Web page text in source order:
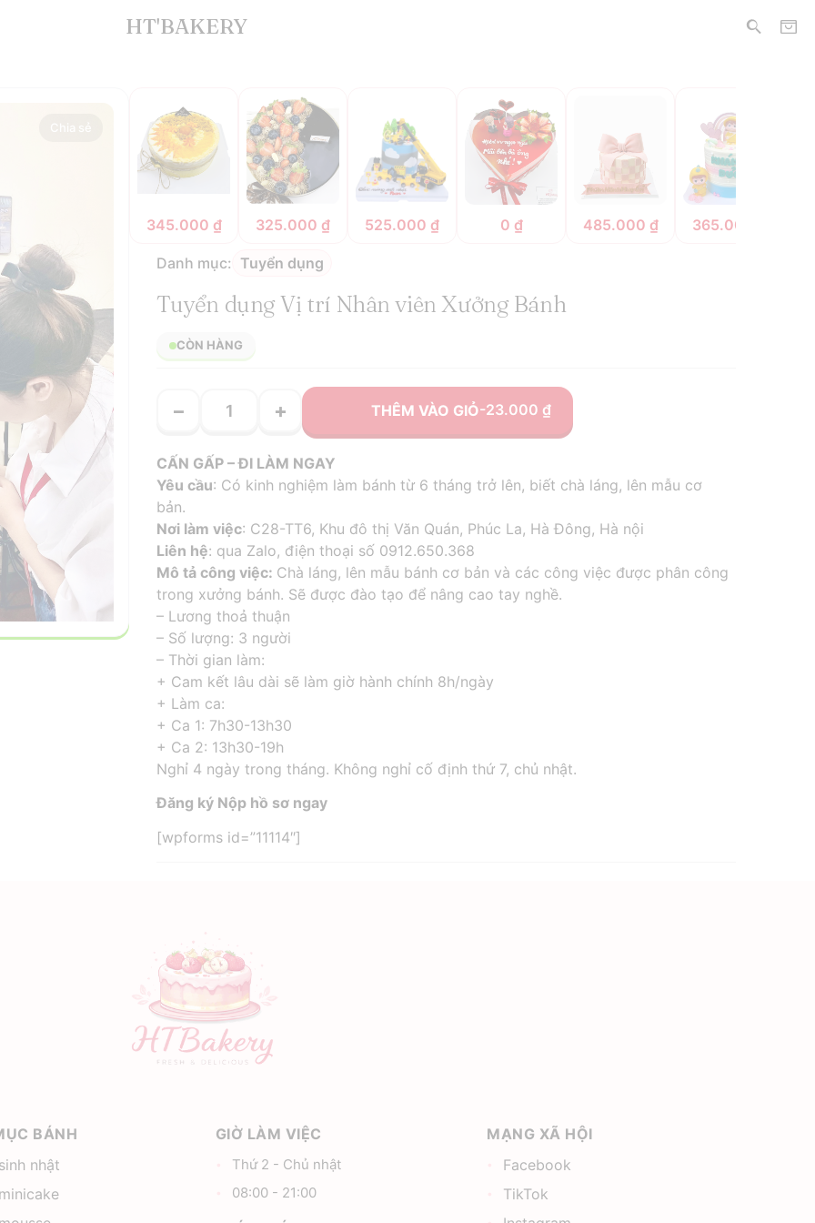
Chia sẻ
345.000 ₫ 325.000 ₫ 525.000 ₫ 0 ₫ 485.000 ₫ 365.000
Danh mục: Tuyển dụng
Tuyển dụng Vị trí Nhân viên Xưởng Bánh
CÒN HÀNG
− + THÊM VÀO GIỎ-23.000 ₫
CẤN GẤP – ĐI LÀM NGAY
Yêu cầu: Có kinh nghiệm làm bánh từ 6 tháng trở lên, biết chà láng, lên mẫu cơ
bản.
Nơi làm việc: C28-TT6, Khu đô thị Văn Quán, Phúc La, Hà Đông, Hà nội
Liên hệ: qua Zalo, điện thoại số 0912.650.368
Mô tả công việc: Chà láng, lên mẫu bánh cơ bản và các công việc được phân công
trong xưởng bánh. Sẽ được đào tạo để nâng cao tay nghề.
– Lương thoả thuận
– Số lượng: 3 người
– Thời gian làm:
+ Cam kết lâu dài sẽ làm giờ hành chính 8h/ngày
+ Làm ca:
+ Ca 1: 7h30-13h30
+ Ca 2: 13h30-19h
Nghỉ 4 ngày trong tháng. Không nghỉ cố định thứ 7, chủ nhật.
Đăng ký Nộp hồ sơ ngay
[wpforms id=”11114″]
HT'BAKERY
BÁNH
nhật
GIỜ LÀM VIỆC
Thứ 2 - Chủ nhật
08:00 - 21:00
MẠNG XÃ HỘI
Facebook
TikTok